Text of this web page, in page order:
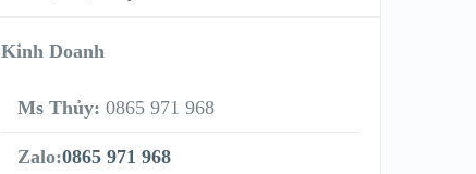
Kinh Doanh
Ms Thủy: 0865 971 968
Zalo:0865 971 968